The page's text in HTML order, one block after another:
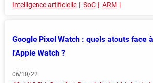
Intelligence artificielle
SoC ARM
Google Pixel Watch : quels atouts face à
l'Apple Watch ?
06/10/22